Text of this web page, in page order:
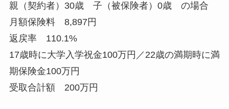
親（契約者）30歳 子（被保険者）0歳 の場合
月額保険料 8,897円
返戻率 110.1%
17歳時に大学入学祝金100万円／22歳の満期時に満
期保険金100万円
受取合計額 200万円